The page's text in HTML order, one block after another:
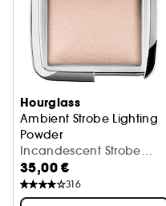
Hourglass
Ambient Strobe Lighting
Powder
Iluminador Formato Viaje
Incandescent Strobe
Light (1,3 g)
35,00 €
316